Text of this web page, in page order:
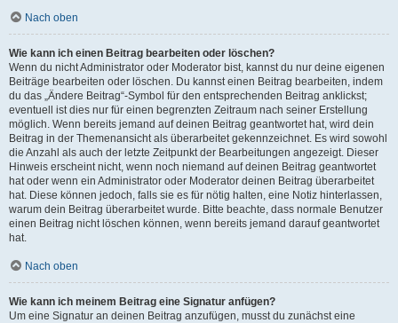
Nach oben
Wie kann ich einen Beitrag bearbeiten oder löschen?
Wenn du nicht Administrator oder Moderator bist, kannst du nur deine eigenen
Beiträge bearbeiten oder löschen. Du kannst einen Beitrag bearbeiten, indem
du das „Ändere Beitrag“-Symbol für den entsprechenden Beitrag anklickst;
eventuell ist dies nur für einen begrenzten Zeitraum nach seiner Erstellung
möglich. Wenn bereits jemand auf deinen Beitrag geantwortet hat, wird dein
Beitrag in der Themenansicht als überarbeitet gekennzeichnet. Es wird sowohl
die Anzahl als auch der letzte Zeitpunkt der Bearbeitungen angezeigt. Dieser
Hinweis erscheint nicht, wenn noch niemand auf deinen Beitrag geantwortet
hat oder wenn ein Administrator oder Moderator deinen Beitrag überarbeitet
hat. Diese können jedoch, falls sie es für nötig halten, eine Notiz hinterlassen,
warum dein Beitrag überarbeitet wurde. Bitte beachte, dass normale Benutzer
einen Beitrag nicht löschen können, wenn bereits jemand darauf geantwortet
hat.
Nach oben
Wie kann ich meinem Beitrag eine Signatur anfügen?
Um eine Signatur an deinen Beitrag anzufügen, musst du zunächst eine